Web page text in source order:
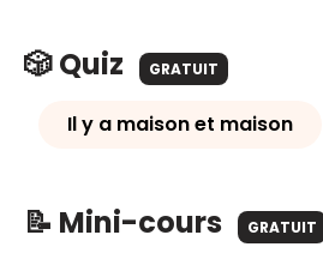
🎲 Quiz GRATUIT
Il y a maison et maison
📝 Mini-cours GRATUIT